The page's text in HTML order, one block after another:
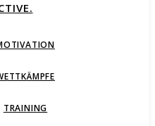
TRAINING